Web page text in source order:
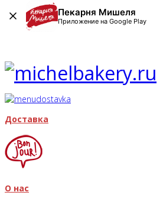
Доставка
О нас
Пекарня Мишеля
Приложение на Google Play